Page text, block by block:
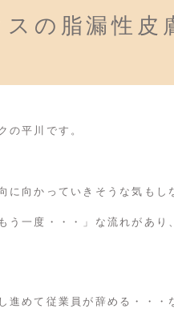
スの脂漏性
の平川です。
向かっていきそうな気もし
う一度・・・」な流れがあ
進めて従業員が辞める・・・